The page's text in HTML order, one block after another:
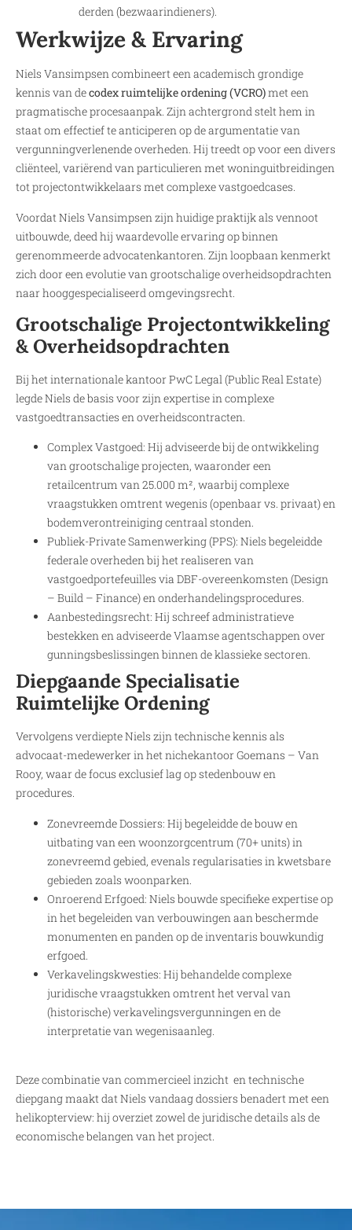
derden (bezwaarindieners).
Werkwijze & Ervaring
Niels Vansimpsen combineert een academisch grondige
kennis van decodex ruimtelijke ordening (VCRO)met een
pragmatische procesaanpak. Zijn achtergrond stelt hem in
staat om effectief te anticiperen op de argumentatie van
vergunningverlenende overheden. Hij treedt op voor een divers
cliënteel, variërend van particulieren met woninguitbreidingen
tot projectontwikkelaars met complexe vastgoedcases.
Voordat Niels Vansimpsen zijn huidige praktijk als vennoot
uitbouwde, deed hij waardevolle ervaring op binnen
gerenommeerde advocatenkantoren. Zijn loopbaan kenmerkt
zich door een evolutie van grootschalige overheidsopdrachten
naar hooggespecialiseerd omgevingsrecht.
Grootschalige Projectontwikkeling
& Overheidsopdrachten
Bij het internationale kantoor PwC Legal (Public Real Estate)
legde Niels de basis voor zijn expertise in complexe
vastgoedtransacties en overheidscontracten.
Complex Vastgoed: Hij adviseerde bij de ontwikkeling
van grootschalige projecten, waaronder een
retailcentrum van 25.000 m², waarbij complexe
vraagstukken omtrent wegenis (openbaar vs. privaat) en
bodemverontreiniging centraal stonden.
Publiek-Private Samenwerking (PPS): Niels begeleidde
federale overheden bij het realiseren van
vastgoedportefeuilles via DBF-overeenkomsten (Design
– Build – Finance) en onderhandelingsprocedures.
Aanbestedingsrecht: Hij schreef administratieve
bestekken en adviseerde Vlaamse agentschappen over
gunningsbeslissingen binnen de klassieke sectoren.
Diepgaande Specialisatie
Ruimtelijke Ordening
Vervolgens verdiepte Niels zijn technische kennis als
advocaat-medewerker in het nichekantoor Goemans – Van
Rooy, waar de focus exclusief lag op stedenbouw en
procedures.
Zonevreemde Dossiers: Hij begeleidde de bouw en
uitbating van een woonzorgcentrum (70+ units) in
zonevreemd gebied, evenals regularisaties in kwetsbare
gebieden zoals woonparken.
Onroerend Erfgoed: Niels bouwde specifieke expertise op
in het begeleiden van verbouwingen aan beschermde
monumenten en panden op de inventaris bouwkundig
erfgoed.
Verkavelingskwesties: Hij behandelde complexe
juridische vraagstukken omtrent het verval van
(historische) verkavelingsvergunningen en de
interpretatie van wegenisaanleg.
Deze combinatie van commercieel inzicht en technische
diepgang maakt dat Niels vandaag dossiers benadert met een
helikopterview: hij overziet zowel de juridische details als de
economische belangen van het project.